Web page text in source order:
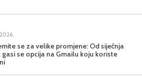
se za velike promjene: Od siječnja
gasi se opcija na Gmailu koju koriste